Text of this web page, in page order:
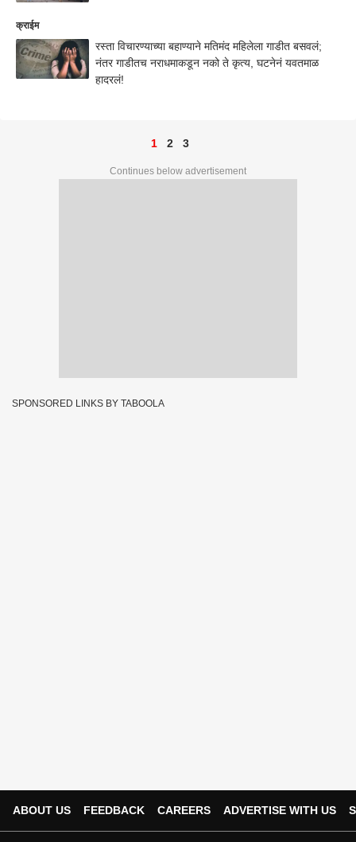
क्राईम
रस्ता विचारण्याच्या बहाण्याने मतिमंद महिलेला गाडीत बसवलं;
नंतर गाडीतच नराधमाकडून नको ते कृत्य, घटनेनं यवतमाळ
हादरलं!
1 2 3
Continues below advertisement
SPONSORED LINKS BY TABOOLA
ABOUT US FEEDBACK CAREERS ADVERTISE WITH US